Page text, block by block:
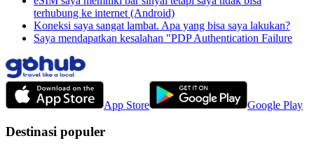
terhubung ke internet (Android)
Koneksi saya sangat lambat. Apa yang bisa saya lakukan?
Saya mendapatkan kesalahan "PDP Authentication Failure
App Store Google Play
Destinasi populer